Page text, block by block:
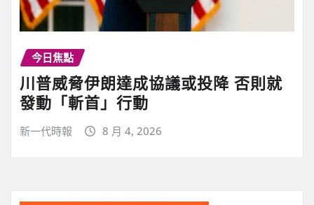
今日焦點
川普威脅伊朗達成協議或投降 否則就
發動「斬首」行動
新一代時報 8 月 4, 2026